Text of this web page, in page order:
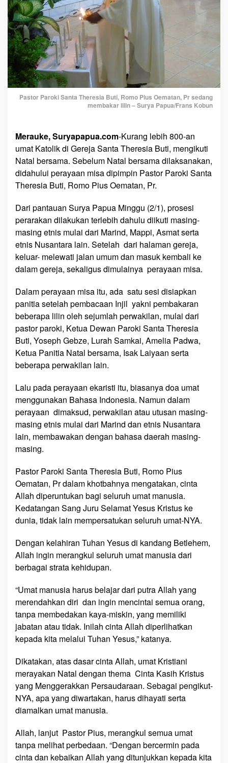
k
i
n
t
a
h
e
s
i
a
B
t
U
n
t
u
k
m
a
t
d
i
M
i
a
P
e
r
a
y
n
N
a
a
B
e
r
a
m
a
Pastor Paroki Santa Theresia Buti, Romo Pius Oematan, Pr sedang
membakar lilin – Surya Papua/Frans Kobun
Merauke, Suryapapua.com-Kurang lebih 800-an
umat Katolik di Gereja Santa Theresia Buti, mengikuti
Natal bersama. Sebelum Natal bersama dilaksanakan,
didahului perayaan misa dipimpin Pastor Paroki Santa
Theresia Buti, Romo Pius Oematan, Pr.
Dari pantauan Surya Papua Minggu (2/1), prosesi
perarakan dilakukan terlebih dahulu diikuti masing-
masing etnis mulai dari Marind, Mappi, Asmat serta
etnis Nusantara lain. Setelah dari halaman gereja,
keluar- melewati jalan umum dan masuk kembali ke
dalam gereja, sekaligus dimulainya perayaan misa.
Dalam perayaan misa itu, ada satu sesi disiapkan
panitia setelah pembacaan Injil yakni pembakaran
beberapa lilin oleh sejumlah perwakilan, mulai dari
pastor paroki, Ketua Dewan Paroki Santa Theresia
Buti, Yoseph Gebze, Lurah Samkai, Amelia Padwa,
Ketua Panitia Natal bersama, Isak Laiyaan serta
beberapa perwakilan lain.
Lalu pada perayaan ekaristi itu, biasanya doa umat
menggunakan Bahasa Indonesia. Namun dalam
perayaan dimaksud, perwakilan atau utusan masing-
masing etnis mulai dari Marind dan etnis Nusantara
lain, membawakan dengan bahasa daerah masing-
masing.
Pastor Paroki Santa Theresia Buti, Romo Pius
Oematan, Pr dalam khotbahnya mengatakan, cinta
Allah diperuntukan bagi seluruh umat manusia.
Kedatangan Sang Juru Selamat Yesus Kristus ke
dunia, tidak lain mempersatukan seluruh umat-NYA.
Dengan kelahiran Tuhan Yesus di kandang Betlehem,
Allah ingin merangkul seluruh umat manusia dari
berbagai strata kehidupan.
“Umat manusia harus belajar dari putra Allah yang
merendahkan diri dan ingin mencintai semua orang,
tanpa membedakan kaya-miskin, yang memiliki
jabatan atau tidak. Inilah cinta Allah diperlihatkan
kepada kita melalui Tuhan Yesus,” katanya.
Dikatakan, atas dasar cinta Allah, umat Kristiani
merayakan Natal dengan thema Cinta Kasih Kristus
yang Menggerakkan Persaudaraan. Sebagai pengikut-
NYA, apa yang diwartakan, harus dihayati serta
diamalkan umat manusia.
Allah, lanjut Pastor Pius, merangkul semua umat
tanpa melihat perbedaan. “Dengan bercermin pada
cinta dan kebaikan Allah yang ditunjukkan kepada kita